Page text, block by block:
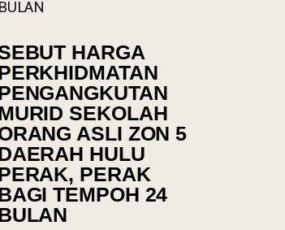
BULAN
HARGA
SEKOLAH
ASLI ZON 5
HULU
PERAK
TEMPOH 24